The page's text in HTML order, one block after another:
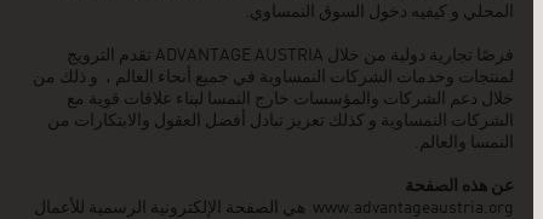
المحلي و كيفيه دخول السوق النمساوي.
فرصًا تجارية دولية من خلال ADVANTAGE AUSTRIA تقدم الترويج
لمنتجات وخدمات الشركات النمساوية في جميع أنحاء العالم ، و ذلك من
خلال دعم الشركات والمؤسسات خارج النمسا لبناء علاقات قوية مع
الشركات النمساوية و كذلك تعزيز تبادل أفضل العقول والابتكارات من
النمسا والعالم.
عن هذه الصفحة
www.advantageaustria.orgهي الصفحة الإلكترونية الرسمية للأعمال